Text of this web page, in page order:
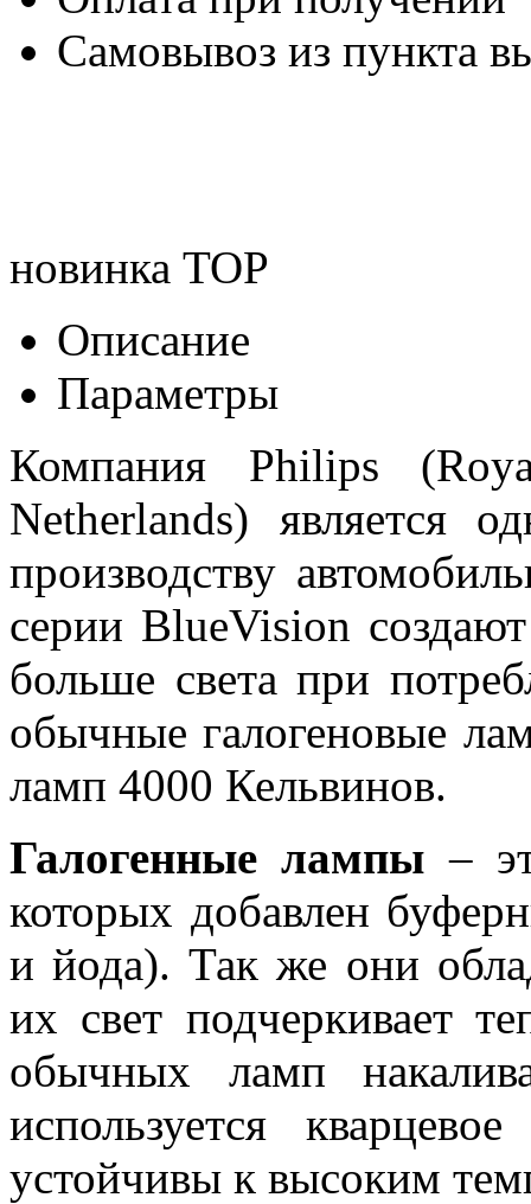
Самовывоз из пункта
новинка TOP
Описание
Параметры
Компания Philips
Netherlands) является
производству
серии BlueVision
больше света при
обычные галогеновые
ламп 4000 Кельвинов.
Галогенные лампы –
которых добавлен
и йода). Так же они
их свет подчеркивает
обычных ламп
используется
устойчивы к высоким